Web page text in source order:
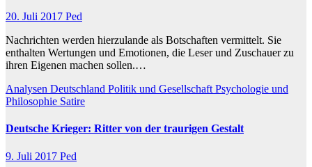
20. Juli 2017 Ped
Nachrichten werden hierzulande als Botschaften vermittelt. Sie
enthalten Wertungen und Emotionen, die Leser und Zuschauer zu
ihren Eigenen machen sollen.…
Analysen Deutschland Politik und Gesellschaft Psychologie und
Philosophie Satire
Deutsche Krieger: Ritter von der traurigen Gestalt
9. Juli 2017 Ped